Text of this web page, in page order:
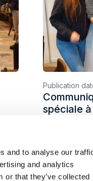
and to analyse our
and analytics
or that they’ve collected
Publication
spéciale